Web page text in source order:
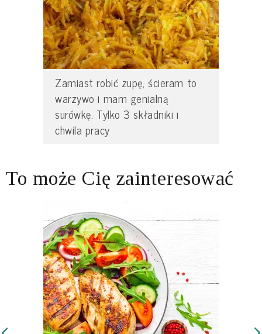
Zamiast robić zupę, ścieram to
warzywo i mam genialną
surówkę. Tylko 3 składniki i
chwila pracy
To może Cię zainteresować